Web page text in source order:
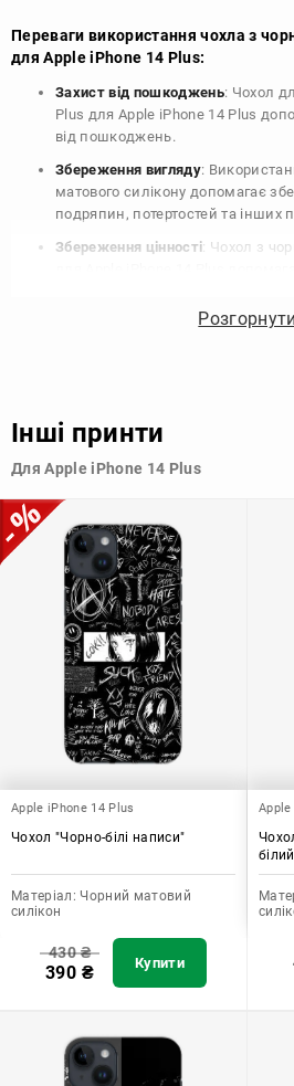
Переваги використання чохла з
для Apple iPhone 14 Plus:
Захист від пошкоджень: Чохол
Plus для Apple iPhone 14 Plus
від пошкоджень.
Збереження вигляду:
матового силікону допомагає
подряпин, потертостей та
Збереження цінності: Чохол з
планують продати свій пристрій
Узагалі, чохол для телефону - це дуже
допомагає захистити ваш пристрій,
Розгорнути
Інші принти
Для Apple iPhone 14 Plus
Apple iPhone 14 Plus
Чохол "Чорно-білі написи"
Матеріал: Чорний матовий
силікон
430₴
390 ₴ Купити
Apple